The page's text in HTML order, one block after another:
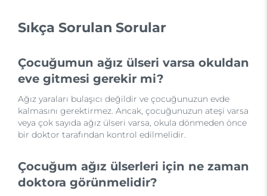
Sıkça Sorulan Sorular
Çocuğumun ağız ülseri varsa okuldan
eve gitmesi gerekir mi?
Ağız yaraları bulaşıcı değildir ve çocuğunuzun evde
kalmasını gerektirmez. Ancak, çocuğunuzun ateşi varsa
veya çok sayıda ağız ülseri varsa, okula dönmeden önce
bir doktor tarafından kontrol edilmelidir.
Çocuğum ağız ülserleri için ne zaman
doktora görünmelidir?